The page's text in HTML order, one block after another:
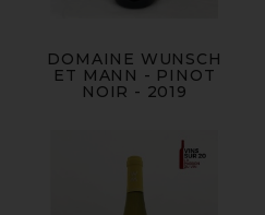
DOMAINE WUNSCH
ET MANN - PINOT
NOIR - 2019